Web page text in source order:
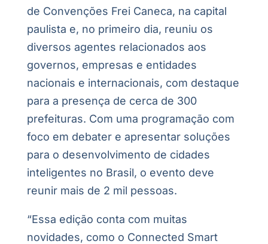
de Convenções Frei Caneca, na capital
paulista e, no primeiro dia, reuniu os
diversos agentes relacionados aos
governos, empresas e entidades
nacionais e internacionais, com destaque
para a presença de cerca de 300
prefeituras. Com uma programação com
foco em debater e apresentar soluções
para o desenvolvimento de cidades
inteligentes no Brasil, o evento deve
reunir mais de 2 mil pessoas.
“Essa edição conta com muitas
novidades, como o Connected Smart